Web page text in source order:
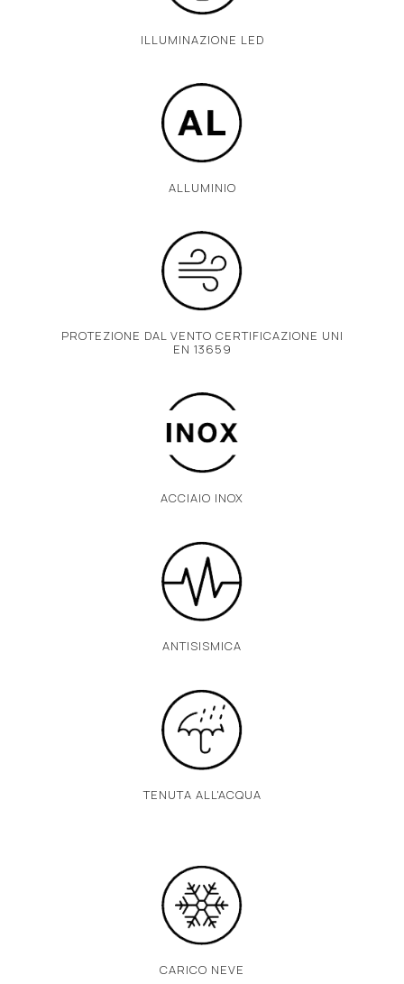
ILLUMINAZIONE LED
ALLUMINIO
PROTEZIONE DAL VENTO CERTIFICAZIONE UNI
EN 13659
ACCIAIO INOX
ANTISISMICA
TENUTA ALL'ACQUA
CARICO NEVE